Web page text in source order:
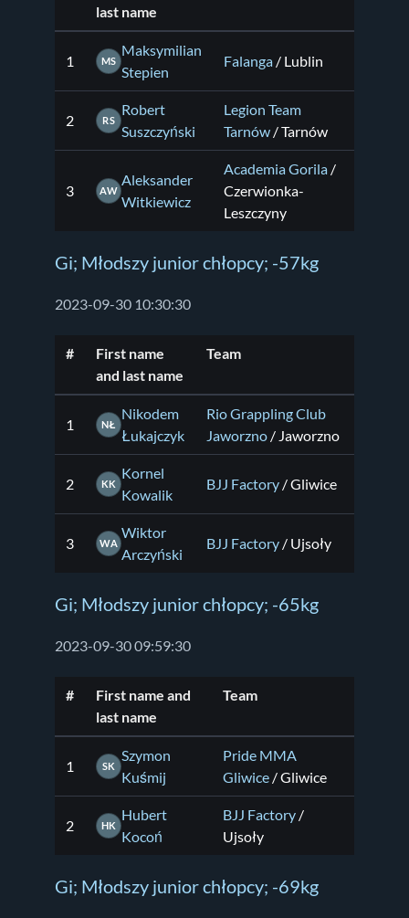
last name
1 MS
Maksymilian
Stepien
Falanga / Lublin
2 RS
Robert
Suszczyński
Legion Team
Tarnów / Tarnów
3 AW
Aleksander
Witkiewicz
Academia Gorila /
Czerwionka-
Leszczyny
Gi; Młodszy junior chłopcy; -57kg
2023-09-30 10:30:30
#
First name
and last name
Team
1 NŁ
Nikodem
Łukajczyk
Rio Grappling Club
Jaworzno / Jaworzno
2 KK
Kornel
Kowalik
BJJ Factory / Gliwice
3 WA
Wiktor
Arczyński
BJJ Factory / Ujsoły
Gi; Młodszy junior chłopcy; -65kg
2023-09-30 09:59:30
#
First name and
last name
Team
1 SK
Szymon
Kuśmij
Pride MMA
Gliwice / Gliwice
2 HK
Hubert
Kocoń
BJJ Factory /
Ujsoły
Gi; Młodszy junior chłopcy; -69kg